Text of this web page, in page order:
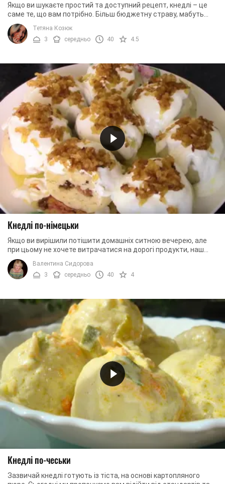
Якщо ви шукаєте простий та доступний рецепт, кнедлі – це
саме те, що вам потрібно. Більш бюджетну страву, мабуть
складно вигадати. Вам потрібно ...
Тетяна Козюк
3
середньо 40 4.5
Кнедлі по-німецьки
Якщо ви вирішили потішити домашніх ситною вечерею, але
при цьому не хочете витрачатися на дорогі продукти, наш
рецепт – це те, що вам потрібно. ...
Валентина Сидорова
3
середньо 40 4
Кнедлі по-чеськи
Зазвичай кнедлі готують із тіста, на основі картопляного